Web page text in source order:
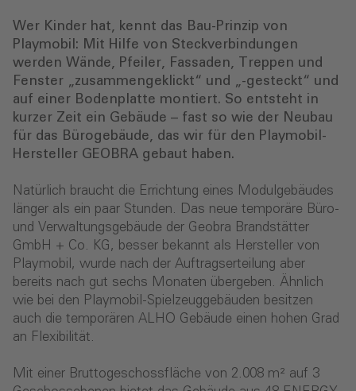
Wer Kinder hat, kennt das Bau-Prinzip von
Playmobil: Mit Hilfe von Steckverbindungen
werden Wände, Pfeiler, Fassaden, Treppen und
Fenster „zusammengeklickt“ und „-gesteckt“ und
auf einer Bodenplatte montiert. So entsteht in
kurzer Zeit ein Gebäude – fast so wie der Neubau
für das Bürogebäude, das wir für den Playmobil-
Hersteller GEOBRA gebaut haben.
Natürlich braucht die Errichtung eines Modulgebäudes
länger als ein paar Stunden. Das neue temporäre Büro-
und Verwaltungsgebäude der Geobra Brandstätter
GmbH + Co. KG, besser bekannt als Hersteller von
Playmobil, wurde nach der Auftragserteilung aber
bereits nach gut sechs Monaten übergeben. Ähnlich
wie bei den Playmobil-Spielzeuggebäuden besitzen
auch die temporären ALHO Gebäude einen hohen Grad
an Flexibilität.
Mit einer Bruttogeschossfläche von 2.008 m² auf 3